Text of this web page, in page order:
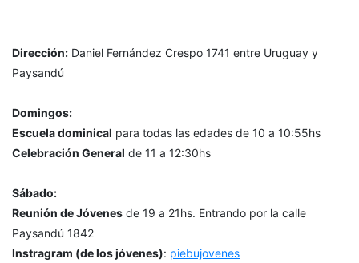
Dirección: Daniel Fernández Crespo 1741 entre Uruguay y
Paysandú
Domingos:
Escuela dominical para todas las edades de 10 a 10:55hs
Celebración General de 11 a 12:30hs
Sábado:
Reunión de Jóvenes de 19 a 21hs. Entrando por la calle
Paysandú 1842
Instragram (de los jóvenes): piebujovenes